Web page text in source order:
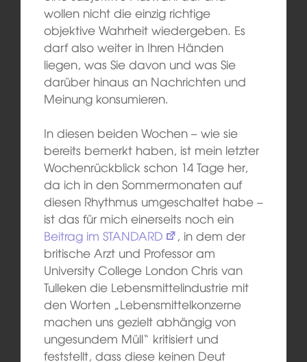
wollen nicht die einzig richtige
objektive Wahrheit wiedergeben. Es
darf also weiter in Ihren Händen
liegen, was Sie davon und was Sie
darüber hinaus an Nachrichten und
Meinung konsumieren.
In diesen beiden Wochen – wie sie
bereits bemerkt haben, ist mein letzter
Wochenrückblick schon 14 Tage her,
da ich in den Sommermonaten auf
diesen Rhythmus umgeschaltet habe –
ist das für mich einerseits noch ein
Beitrag im STANDARD
, in dem der
britische Arzt und Professor am
University College London Chris van
Tulleken die Lebensmittelindustrie mit
den Worten „Lebensmittelkonzerne
machen uns gezielt abhängig von
ungesundem Müll“ kritisiert und
feststellt, dass diese keinen Deut